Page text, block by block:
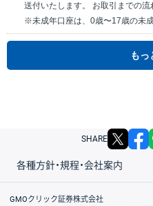
送付いたします。 お取引までの流
※未成年口座は、0歳〜17歳の未
もっ
SHARE
各種方針・規程・会社案内
取引規程・約款
サイトマップ
その他のご案内
個人情報保護方針
最良執行方針
サイトのご利用について
ディスクレイマー
信託保全
リスク説明
会社案内
GMOクリック証券株式会社